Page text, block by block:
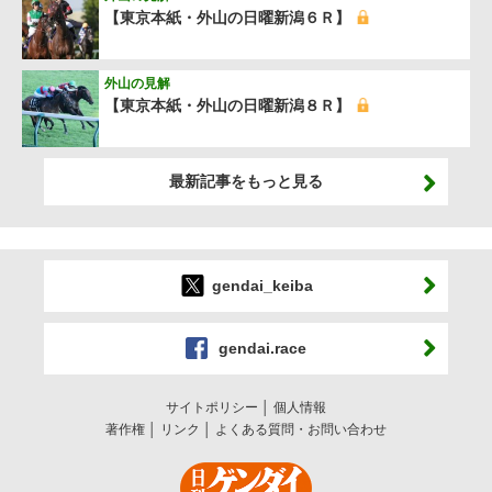
【東京本紙・外山の日曜新潟６Ｒ】
【東京本紙・外山の日曜新潟８Ｒ】
外山の見解
最新記事をもっと見る
gendai_keiba
gendai.race
サイトポリシー
個人情報
著作権
リンク よくある質問・お問い合わせ